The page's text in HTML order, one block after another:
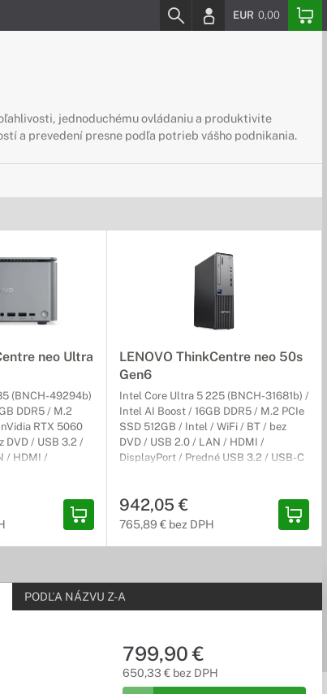
EUR 0,00
jednoduchému ovládaniu a produktivite
a prevedení presne podľa potrieb vášho podnikania.
neo Ultra
(BNCH-49294b)
DDR5 / M.2
RTX 5060
DVD / USB 3.2 /
/ HDMI /
Site
LENOVO ThinkCentre neo 50s
Gen6
Intel Core Ultra 5 225 (BNCH-31681b) /
Intel AI Boost / 16GB DDR5 / M.2 PCIe
SSD 512GB / Intel / WiFi / BT / bez
DVD / USB 2.0 / LAN / HDMI /
DisplayPort / Predné USB 3.2 / USB-C
942,05 €
765,89 € bez DPH
PODĽA NÁZVU Z-A
799,90 €
650,33 € bez DPH